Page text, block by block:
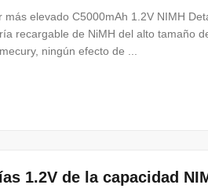
elevado C5000mAh 1.2V NIMH
recargable de NiMH del alto tamaño
ningún efecto de ...
1.2V de la capacidad